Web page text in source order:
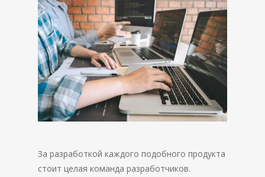
За разработкой каждого подобного продукта
стоит целая команда разработчиков.